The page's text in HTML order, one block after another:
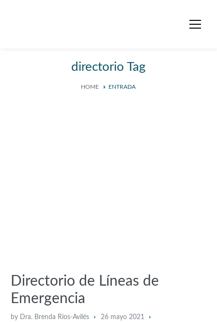
directorio Tag
HOME ENTRADA
Directorio de Líneas de
Emergencia
by Dra. Brenda Ríos-Avilés
26 mayo 2021